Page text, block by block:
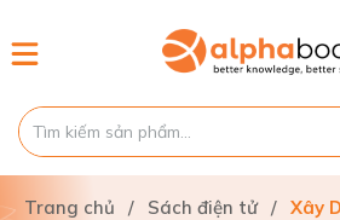
Trang chủ / Sách điện tử / Xây